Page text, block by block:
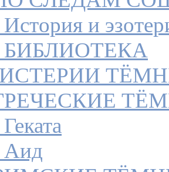
История и
БИБЛИОТЕКА
Геката
Аид